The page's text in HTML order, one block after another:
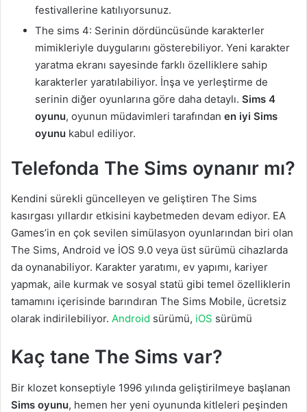
festivallerine katılıyorsunuz.
The sims 4: Serinin dördüncüsünde karakterler
mimikleriyle duygularını gösterebiliyor. Yeni karakter
yaratma ekranı sayesinde farklı özelliklere sahip
karakterler yaratılabiliyor. İnşa ve yerleştirme de
serinin diğer oyunlarına göre daha detaylı. Sims 4
oyunu, oyunun müdavimleri tarafından en iyi Sims
oyunu kabul ediliyor.
Telefonda The Sims oynanır mı?
Kendini sürekli güncelleyen ve geliştiren The Sims
kasırgası yıllardır etkisini kaybetmeden devam ediyor. EA
Games’in en çok sevilen simülasyon oyunlarından biri olan
The Sims, Android ve İOS 9.0 veya üst sürümü cihazlarda
da oynanabiliyor. Karakter yaratımı, ev yapımı, kariyer
yapmak, aile kurmak ve sosyal statü gibi temel özelliklerin
tamamını içerisinde barındıran The Sims Mobile, ücretsiz
olarak indirilebiliyor. Android sürümü, iOS sürümü
Kaç tane The Sims var?
Bir klozet konseptiyle 1996 yılında geliştirilmeye başlanan
Sims oyunu, hemen her yeni oyununda kitleleri peşinden